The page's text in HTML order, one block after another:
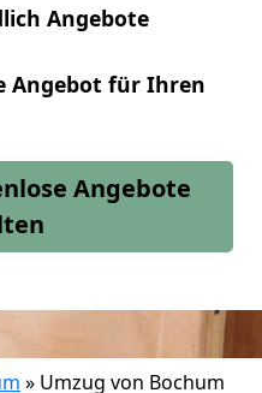
Angebote
Angebot für Ihren
Angebote
» Umzug von Bochum